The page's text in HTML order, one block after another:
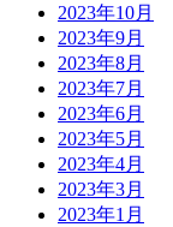
2023年10月
2023年9月
2023年8月
2023年7月
2023年6月
2023年5月
2023年4月
2023年3月
2023年1月